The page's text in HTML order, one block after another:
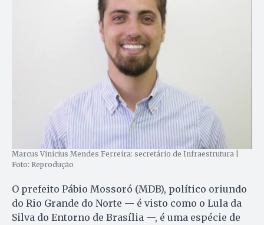
Marcus Vinicius Mendes Ferreira: secretário de Infraestrutura |
Foto: Reprodução
O prefeito Pábio Mossoró (MDB), político oriundo
do Rio Grande do Norte — é visto como o Lula da
Silva do Entorno de Brasília —, é uma espécie de